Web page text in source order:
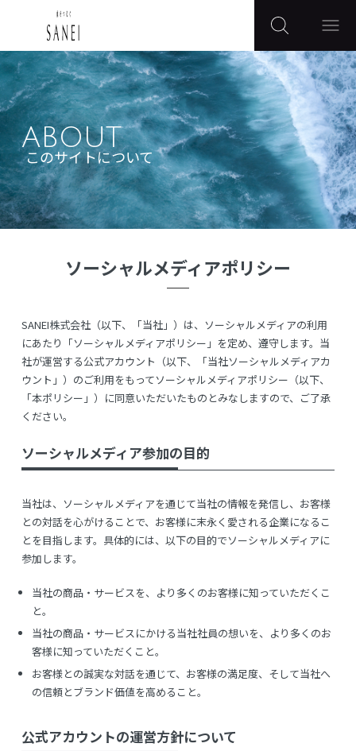
ABOUT
このサイトについて
ソーシャルメディアポリシー
SANEI株式会社（以下、「当社」）は、ソーシャルメディアの利用
にあたり「ソーシャルメディアポリシー」を定め、遵守します。当
社が運営する公式アカウント（以下、「当社ソーシャルメディアカ
ウント」）のご利用をもってソーシャルメディアポリシー（以下、
「本ポリシー」）に同意いただいたものとみなしますので、ご了承
ください。
ソーシャルメディア参加の目的
当社は、ソーシャルメディアを通じて当社の情報を発信し、お客様
との対話を心がけることで、お客様に末永く愛される企業になるこ
とを目指します。具体的には、以下の目的でソーシャルメディアに
参加します。
当社の商品・サービスを、より多くのお客様に知っていただくこ
と。
当社の商品・サービスにかける当社社員の想いを、より多くのお
客様に知っていただくこと。
お客様との誠実な対話を通じて、お客様の満足度、そして当社へ
の信頼とブランド価値を高めること。
公式アカウントの運営方針について